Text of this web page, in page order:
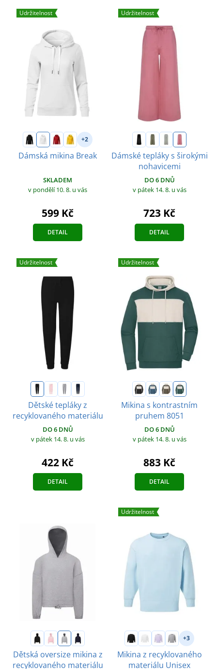
Udržitelnost
+2
Dámská mikina Break
SKLADEM
v pondělí 10. 8. u vás
599 Kč
DETAIL
Udržitelnost
Dámské tepláky s širokými
nohavicemi
DO 6 DNŮ
v pátek 14. 8. u vás
723 Kč
DETAIL
Udržitelnost
Dětské tepláky z
recyklovaného materiálu
DO 6 DNŮ
v pátek 14. 8. u vás
422 Kč
DETAIL
Udržitelnost
Mikina s kontrastním
pruhem 8051
DO 6 DNŮ
v pátek 14. 8. u vás
883 Kč
DETAIL
Dětská oversize mikina z
recyklovaného materiálu
Udržitelnost
+3
Mikina z recyklovaného
materiálu Unisex